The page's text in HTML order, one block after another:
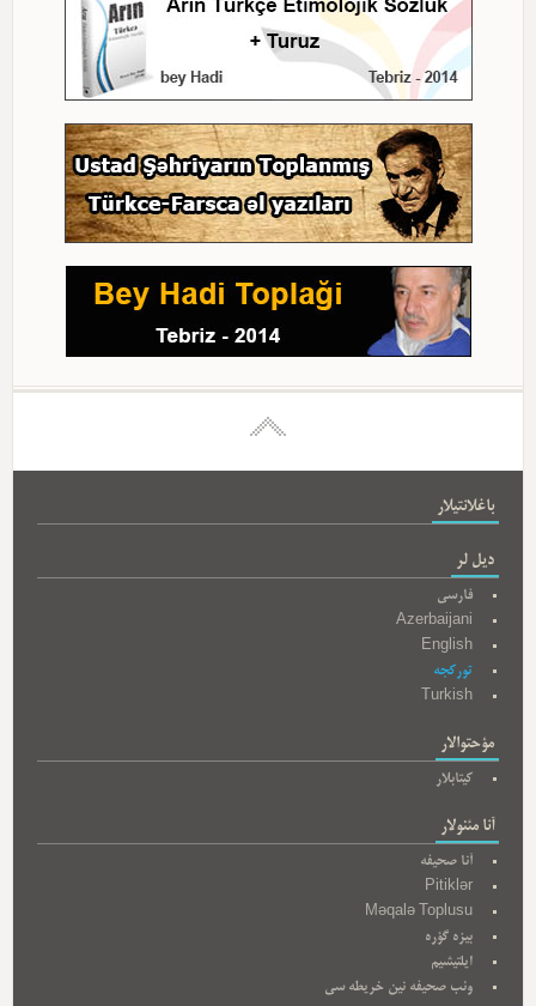
باغلانتیلار
دیل لر
فارسی
Azerbaijani
English
تورکجه
Turkish
مؤحتوالار
کیتابلار
آنا مئنولار
آنا صحیفه
Pitiklər
Məqalə Toplusu
بیزه گؤره
ایلتیشیم
وئب صحیفه نین خریطه سی